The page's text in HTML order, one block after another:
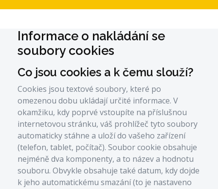
Informace o nakládání se
soubory cookies
Co jsou cookies a k čemu slouží?
Cookies jsou textové soubory, které po
omezenou dobu ukládají určité informace. V
okamžiku, kdy poprvé vstoupíte na příslušnou
internetovou stránku, váš prohlížeč tyto soubory
automaticky stáhne a uloží do vašeho zařízení
(telefon, tablet, počítač). Soubor cookie obsahuje
nejméně dva komponenty, a to název a hodnotu
souboru. Obvykle obsahuje také datum, kdy dojde
k jeho automatickému smazání (to je nastaveno